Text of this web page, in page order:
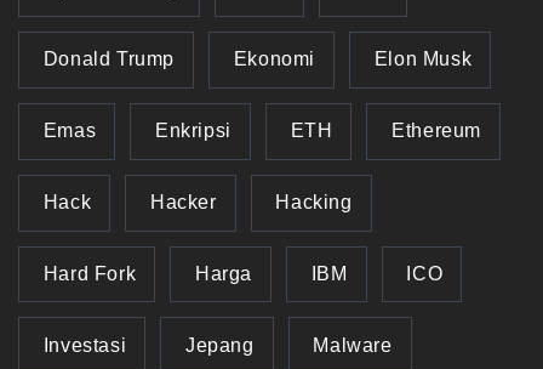
Donald Trump Ekonomi Elon Musk
Emas Enkripsi ETH Ethereum
Hack Hacker Hacking
Hard Fork Harga IBM ICO
Investasi Jepang Malware